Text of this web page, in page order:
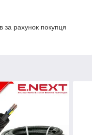
за рахунок покупця